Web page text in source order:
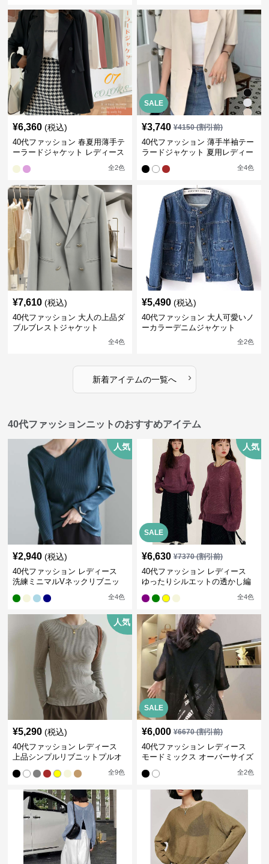
¥6,360 (税込)
40代ファッション 春夏用薄手テ
ーラードジャケット レディース
全2色
SALE
¥3,740 ¥4150(割引前)
40代ファッション 薄手半袖テー
ラードジャケット 夏用レディー
全4色
¥7,610 (税込)
40代ファッション 大人の上品ダ
ブルブレストジャケット
全4色
¥5,490 (税込)
40代ファッション 大人可愛いノ
ーカラーデニムジャケット
全2色
新着アイテムの一覧へ ›
40代ファッションニットのおすすめアイテム
人気
¥2,940 (税込)
40代ファッション レディース
洗練ミニマルVネックリブニッ
全4色
SALE
人気
¥6,630 ¥7370(割引前)
40代ファッション レディース
ゆったりシルエットの透かし編
全4色
人気
¥5,290 (税込)
40代ファッション レディース
上品シンプルリブニットプルオ
全9色
SALE
¥6,000 ¥6670(割引前)
40代ファッション レディース
モードミックス オーバーサイズ
全2色